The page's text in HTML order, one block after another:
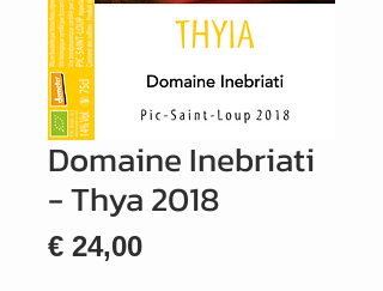
Domaine Inebriati
- Thya 2018
€ 24,00Prijs